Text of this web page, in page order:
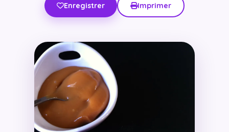
Enregistrer Imprimer